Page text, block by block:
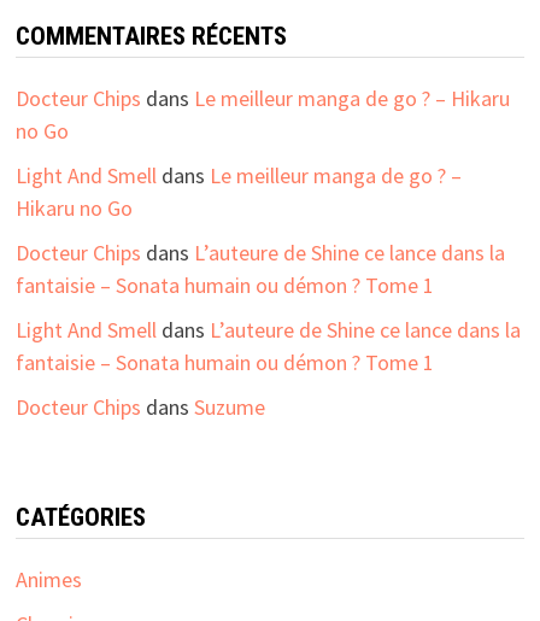
COMMENTAIRES RÉCENTS
Docteur Chips dans Le meilleur manga de go ? – Hikaru
no Go
Light And Smell dans Le meilleur manga de go ? –
Hikaru no Go
Docteur Chips dans L’auteure de Shine ce lance dans la
fantaisie – Sonata humain ou démon ? Tome 1
Light And Smell dans L’auteure de Shine ce lance dans la
fantaisie – Sonata humain ou démon ? Tome 1
Docteur Chips dans Suzume
CATÉGORIES
Animes